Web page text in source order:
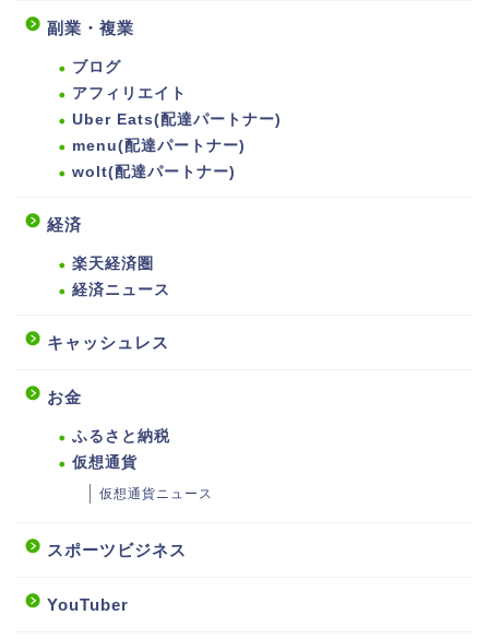
副業・複業
ブログ
アフィリエイト
Uber Eats(配達パートナー)
menu(配達パートナー)
wolt(配達パートナー)
経済
楽天経済圏
経済ニュース
キャッシュレス
お金
ふるさと納税
仮想通貨
仮想通貨ニュース
スポーツビジネス
YouTuber